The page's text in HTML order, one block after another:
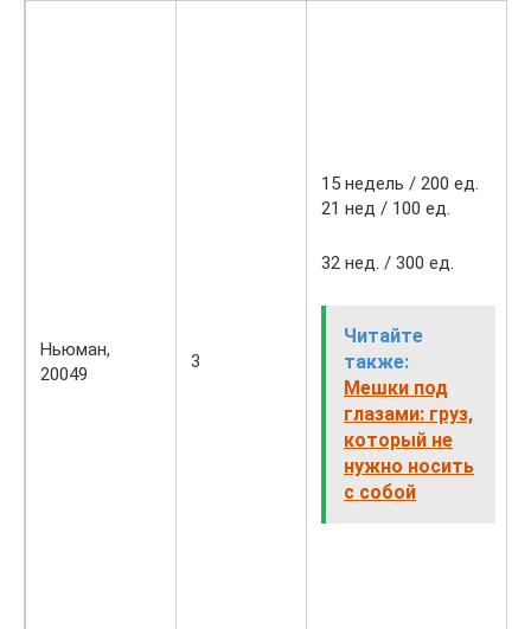
Ньюман,
20049
3
15 недель / 200 ед.
21 нед / 100 ед.
32 нед. / 300 ед.
Читайте
также:
Мешки под
глазами: груз,
который не
нужно носить
с собой